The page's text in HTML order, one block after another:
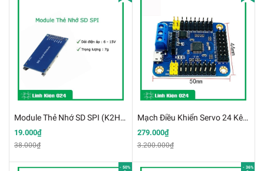
Module Thẻ Nhớ SD SPI (K2H15)
19.000₫
38.000₫
Mạch Điều Khiển Servo 24 Kênh USC-24(k4e12)
279.000₫
3.200.000₫
- 50% - 36%